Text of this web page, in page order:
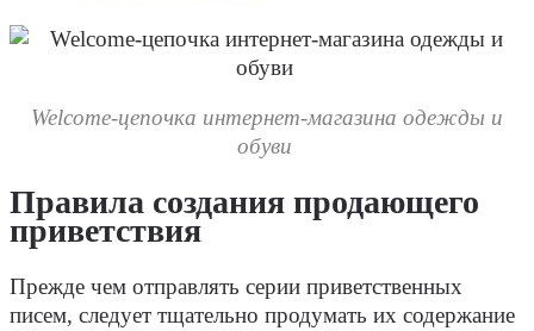
Welcome-цепочка интернет-магазина одежды и
обуви
Правила создания продающего
приветствия
Прежде чем отправлять серии приветственных
писем, следует тщательно продумать их содержание